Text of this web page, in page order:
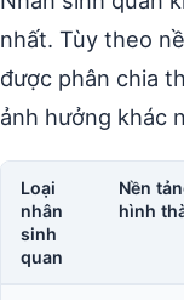
nhất. Tùy theo
được phân chia
ảnh hưởng khác
Loại
nhân
sinh
quan
Nền
hình